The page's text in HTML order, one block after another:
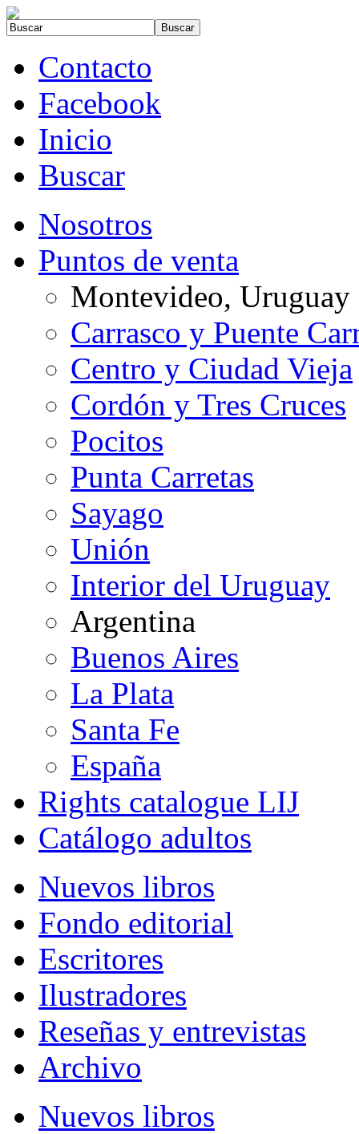
Contacto
Facebook
Inicio
Buscar
Nosotros
Puntos de venta
Montevideo, Uruguay
Carrasco y Puente
Centro y Ciudad Vieja
Cordón y Tres Cruces
Pocitos
Punta Carretas
Sayago
Unión
Interior del Uruguay
Argentina
Buenos Aires
La Plata
Santa Fe
España
Rights catalogue LIJ
Catálogo adultos
Nuevos libros
Fondo editorial
Escritores
Ilustradores
Reseñas y entrevistas
Archivo
Nuevos libros